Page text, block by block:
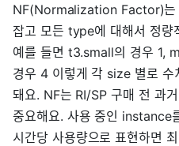
NF(Normalization Factor)
잡고 모든 type에 대해서 정량
예를 들면 t3.small의 경우 1,
경우 4 이렇게 각 size 별로 수
돼요. NF는 RI/SP 구매 전 과
중요해요. 사용 중인 instance
시간당 사용량으로 표현하면